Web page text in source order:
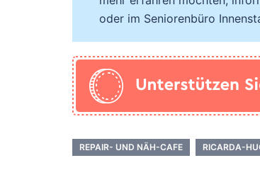
oder im Seniorenbüro
REPAIR- UND NÄH-CAFE RICARDA-